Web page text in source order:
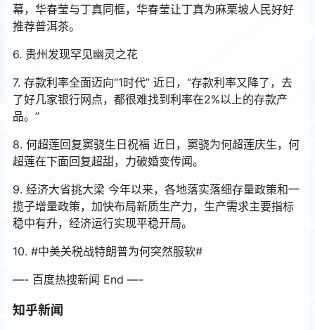
幕，华春莹与丁真同框，华春莹让丁真为麻栗坡人民好好
推荐普洱茶。
6. 贵州发现罕见幽灵之花
7. 存款利率全面迈向“1时代” 近日，“存款利率又降了，去
了好几家银行网点，都很难找到利率在2%以上的存款产
品。”
8. 何超莲回复窦骁生日祝福 近日，窦骁为何超莲庆生，何
超莲在下面回复超甜，力破婚变传闻。
9. 经济大省挑大梁 今年以来，各地落实落细存量政策和一
揽子增量政策，加快布局新质生产力，生产需求主要指标
稳中有升，经济运行实现平稳开局。
10. #中美关税战特朗普为何突然服软#
—- 百度热搜新闻 End —-
知乎新闻